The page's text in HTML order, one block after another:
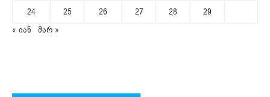
24
25 26 27 28
29
« იან
მარ »